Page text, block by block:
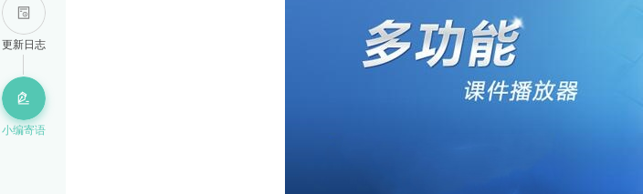
更新日志
小编寄语